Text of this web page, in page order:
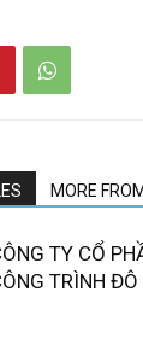
MORE
TY CỔ
TRÌNH